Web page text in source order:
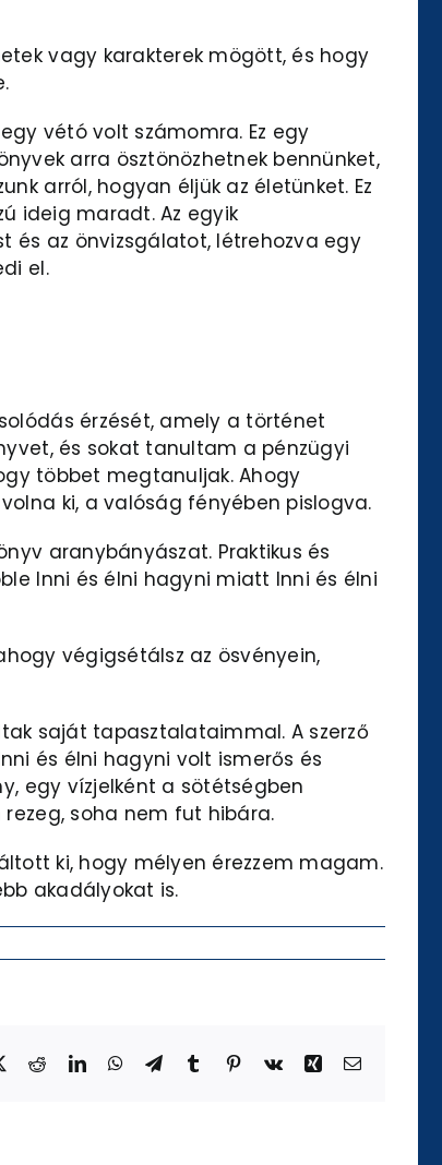
vagy karakterek mögött, és hogy
vétó volt számomra. Ez egy
arra ösztönözhetnek bennünket,
arról, hogyan éljük az életünket. Ez
ideig maradt. Az egyik
és az önvizsgálatot, létrehozva egy
el.
érzését, amely a történet
és sokat tanultam a pénzügyi
többet megtanuljak. Ahogy
ki, a valóság fényében pislogva.
aranybányászat. Praktikus és
Inni és élni hagyni miatt Inni és élni
végigsétálsz az ösvényein,
saját tapasztalataimmal. A szerző
és élni hagyni volt ismerős és
egy vízjelként a sötétségben
soha nem fut hibára.
ki, hogy mélyen érezzem magam.
akadályokat is.
RedditLinkedInWhatsApp
TelegramTumblrPinterest
Vk Xing Email